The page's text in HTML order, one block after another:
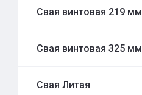
Свая винтовая 219 мм
Свая винтовая 325 мм
Свая Литая